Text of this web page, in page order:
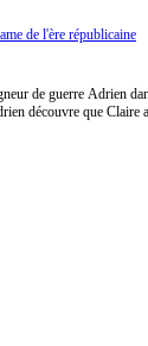
de l'ère républicaine
de guerre Adrien
découvre que Claire
de Claire...